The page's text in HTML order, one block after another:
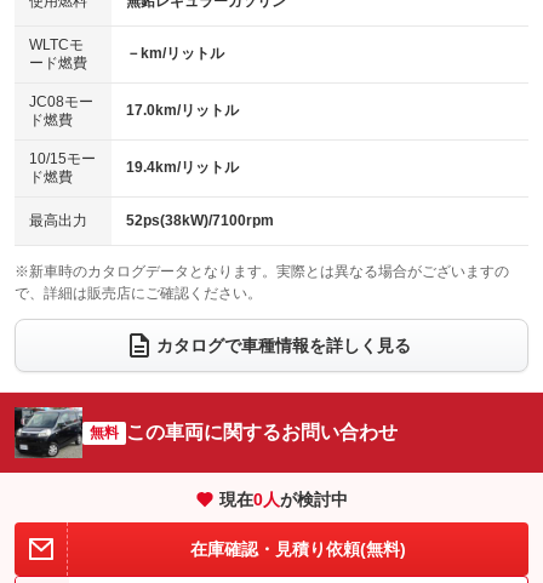
センターデフロック
：装備なし
電動格納ミラー
：装備なし
：装備あり
エアロ
：装備なし
：装備なし
パワーシート
ベンチシート
：装備あり
チップアップシート
：装備なし
：装備なし ：装備なし
ウォークスルー
：装備なし
電動リアゲート フロントカメラ
：装備なし
：装備なし ：装備なし
サイドカメラ
：装備なし ルーフレール
：装備なし
：装備なし
：装備なし
WLTCモ
ード燃費
－km/リットル
JC08モー
ド燃費
17.0km/リットル
10/15モー
ド燃費
19.4km/リットル
最高出力 52ps(38kW)/7100rpm
※新車時のカタログデータとなります。実際とは異なる場合がございますの
で、詳細は販売店にご確認ください。
カタログで車種情報を詳しく見る
無料 この車両に関するお問い合わせ
現在0人が検討中
在庫確認・見積り依頼(無料)